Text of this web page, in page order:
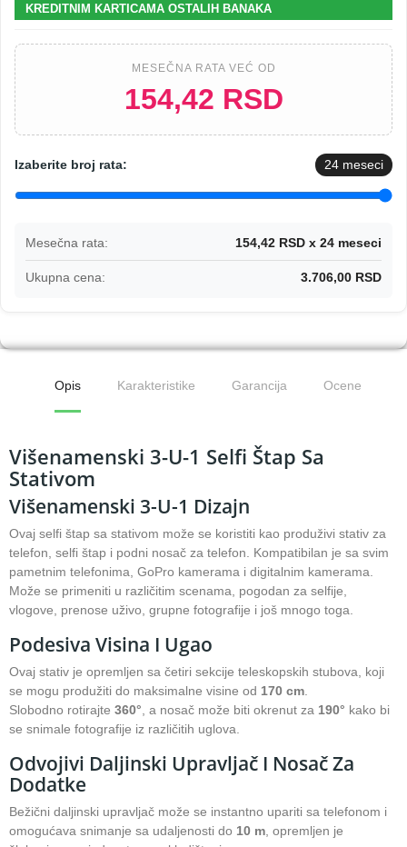
KREDITNIM KARTICAMA OSTALIH BANAKA
MESEČNA RATA VEĆ OD
154,42 RSD
Izaberite broj rata: 24 meseci
Mesečna rata: 154,42 RSD x 24 meseci
Ukupna cena: 3.706,00 RSD
Opis Karakteristike Garancija Ocene
Višenamenski 3-U-1 Selfi Štap Sa
Stativom
Višenamenski 3-U-1 Dizajn
Ovaj selfi štap sa stativom može se koristiti kao produživi stativ za
telefon, selfi štap i podni nosač za telefon. Kompatibilan je sa svim
pametnim telefonima, GoPro kamerama i digitalnim kamerama.
Može se primeniti u različitim scenama, pogodan za selfije,
vlogove, prenose uživo, grupne fotografije i još mnogo toga.
Podesiva Visina I Ugao
Ovaj stativ je opremljen sa četiri sekcije teleskopskih stubova, koji
se mogu produžiti do maksimalne visine od 170 cm
Slobodno rotirajte 360° , a nosač može biti okrenut za 190° kako bi
se snimale fotografije iz različitih uglova.
Odvojivi Daljinski Upravljač I Nosač Za
Dodatke
Bežični daljinski upravljač može se instantno upariti sa telefonom i
omogućava snimanje sa udaljenosti do 10 m , opremljen je